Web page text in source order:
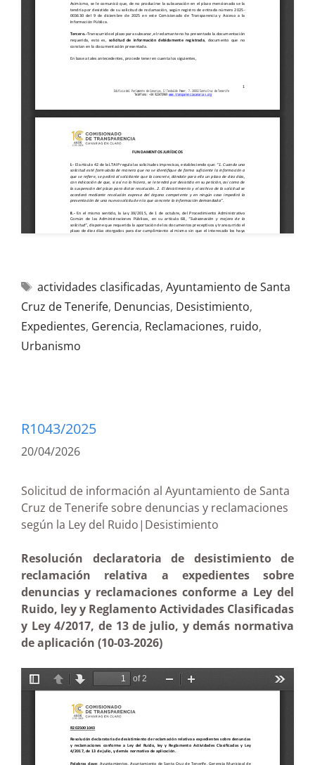
actividades clasificadas, Ayuntamiento de Santa
Cruz de Tenerife, Denuncias, Desistimiento,
Expedientes, Gerencia, Reclamaciones, ruido,
Urbanismo
R1043/2025
20/04/2026
Solicitud de información al Ayuntamiento de Santa
Cruz de Tenerife sobre denuncias y reclamaciones
según la Ley del Ruido|Desistimiento
Resolución declaratoria de desistimiento de
reclamación relativa a expedientes sobre
denuncias y reclamaciones conforme a Ley del
Ruido, ley y Reglamento Actividades Clasificadas
y Ley 4/2017, de 13 de julio, y demás normativa
de aplicación (10-03-2026)